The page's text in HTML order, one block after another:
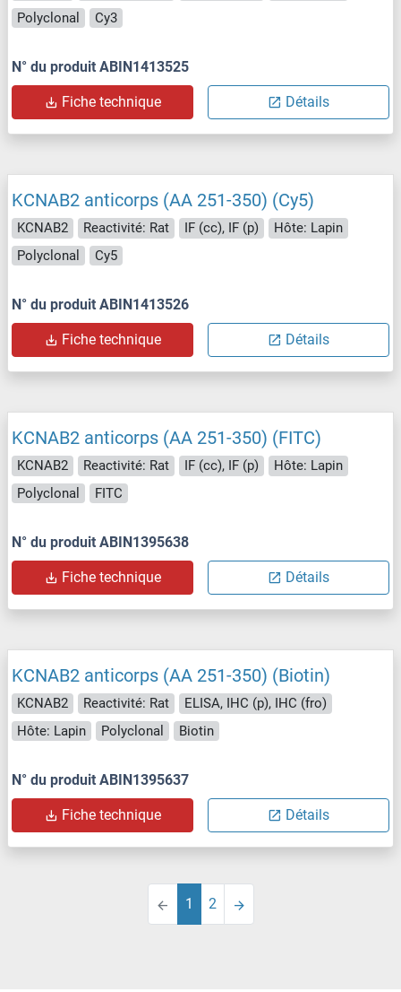
Polyclonal Cy3
N° du produit ABIN1413525
Fiche technique Détails
KCNAB2 anticorps (AA 251-350) (Cy5)
KCNAB2 Reactivité: Rat IF (cc), IF (p)
Hôte: Lapin
Polyclonal
Cy5
N° du produit ABIN1413526
Fiche technique Détails
KCNAB2 anticorps (AA 251-350) (FITC)
KCNAB2 Reactivité: Rat IF (cc), IF (p)
Hôte: Lapin
Polyclonal
FITC
N° du produit ABIN1395638
Fiche technique Détails
KCNAB2 anticorps (AA 251-350) (Biotin)
KCNAB2 Reactivité: Rat
ELISA, IHC (p), IHC (fro)
Hôte: Lapin
Polyclonal Biotin
N° du produit ABIN1395637
Fiche technique Détails
1 2